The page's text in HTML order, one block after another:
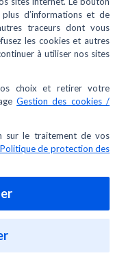
mon contrat de
les Halles METRO
livraison ?
par -
facture ?